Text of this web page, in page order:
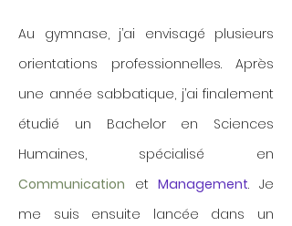
Au gymnase, j’ai envisagé plusieurs
orientations professionnelles. Après
une année sabbatique, j’ai finalement
étudié un Bachelor en Sciences
Humaines, spécialisé en
Communication etManagement. Je
me suis ensuite lancée dans un